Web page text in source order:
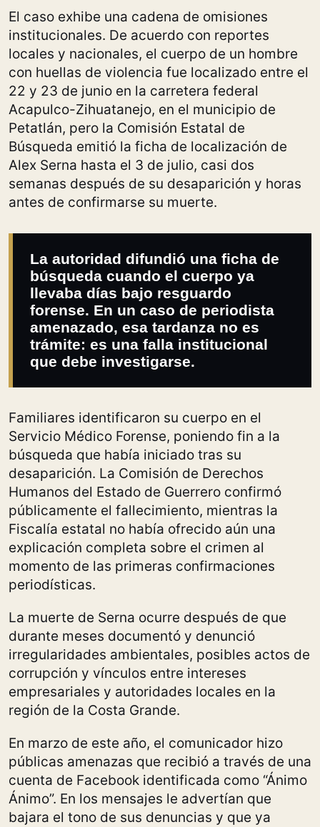
El caso exhibe una cadena de omisiones
institucionales. De acuerdo con reportes
locales y nacionales, el cuerpo de un hombre
con huellas de violencia fue localizado entre el
22 y 23 de junio en la carretera federal
Acapulco-Zihuatanejo, en el municipio de
Petatlán, pero la Comisión Estatal de
Búsqueda emitió la ficha de localización de
Alex Serna hasta el 3 de julio, casi dos
semanas después de su desaparición y horas
antes de confirmarse su muerte.
La autoridad difundió una ficha de
búsqueda cuando el cuerpo ya
llevaba días bajo resguardo
forense. En un caso de periodista
amenazado, esa tardanza no es
trámite: es una falla institucional
que debe investigarse.
Familiares identificaron su cuerpo en el
Servicio Médico Forense, poniendo fin a la
búsqueda que había iniciado tras su
desaparición. La Comisión de Derechos
Humanos del Estado de Guerrero confirmó
públicamente el fallecimiento, mientras la
Fiscalía estatal no había ofrecido aún una
explicación completa sobre el crimen al
momento de las primeras confirmaciones
periodísticas.
La muerte de Serna ocurre después de que
durante meses documentó y denunció
irregularidades ambientales, posibles actos de
corrupción y vínculos entre intereses
empresariales y autoridades locales en la
región de la Costa Grande.
En marzo de este año, el comunicador hizo
públicas amenazas que recibió a través de una
cuenta de Facebook identificada como “Ánimo
Ánimo”. En los mensajes le advertían que
bajara el tono de sus denuncias y que ya